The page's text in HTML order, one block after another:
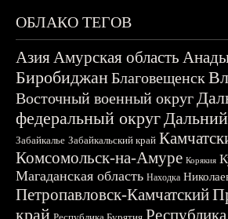
ОБЛАКО ТЕГОВ
АзияАмурская область
БиробиджанБлаговещенск
Восточный военный округ
федеральный округ
Забайкалье Забайкальский край
Комсомольск-на-Амуре Корякия
Магаданская область Находка
Петропавловск-Камчатский
край